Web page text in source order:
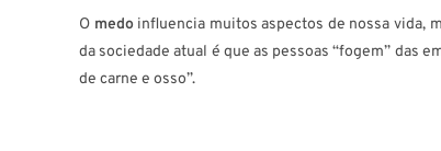
O medoinfluencia muitos aspectos de nossa vida,
da sociedade atual é que as pessoas “fogem” das
de carne e osso”.